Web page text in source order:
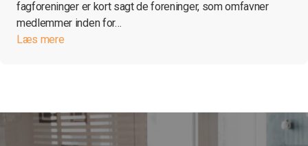
fagforeninger er kort sagt de foreninger, som omfavner
medlemmer inden for…
Læs mere